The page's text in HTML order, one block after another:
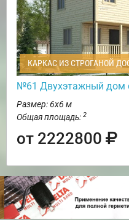
КАРКАС ИЗ СТРОГАНОЙ
№61 Двухэтажный дом
Размер: 6х6 м
Общая площадь: 2
от 2222800